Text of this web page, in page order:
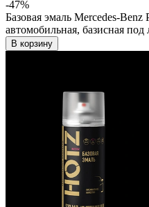
-47%
Базовая эмаль Mercedes-
автомобильная, базисная
В корзину